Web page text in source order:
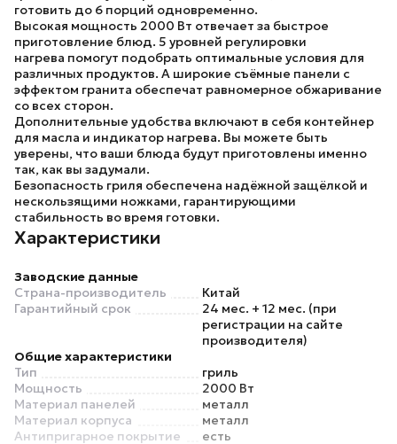
готовить до 6 порций одновременно.
Высокая мощность 2000 Вт отвечает за быстрое
приготовление блюд. 5 уровней регулировки
нагрева помогут подобрать оптимальные условия для
различных продуктов. А широкие съёмные панели с
эффектом гранита обеспечат равномерное обжаривание
со всех сторон.
Дополнительные удобства включают в себя контейнер
для масла и индикатор нагрева. Вы можете быть
уверены, что ваши блюда будут приготовлены именно
так, как вы задумали.
Безопасность гриля обеспечена надёжной защёлкой и
нескользящими ножками, гарантирующими
стабильность во время готовки.
Характеристики
Заводские данные
Страна-производитель
Китай
Гарантийный срок
24 мес. + 12 мес. (при
регистрации на сайте
производителя)
Общие характеристики
Тип
гриль
Мощность
2000 Вт
Материал панелей
металл
Материал корпуса
металл
Антипригарное покрытие
есть